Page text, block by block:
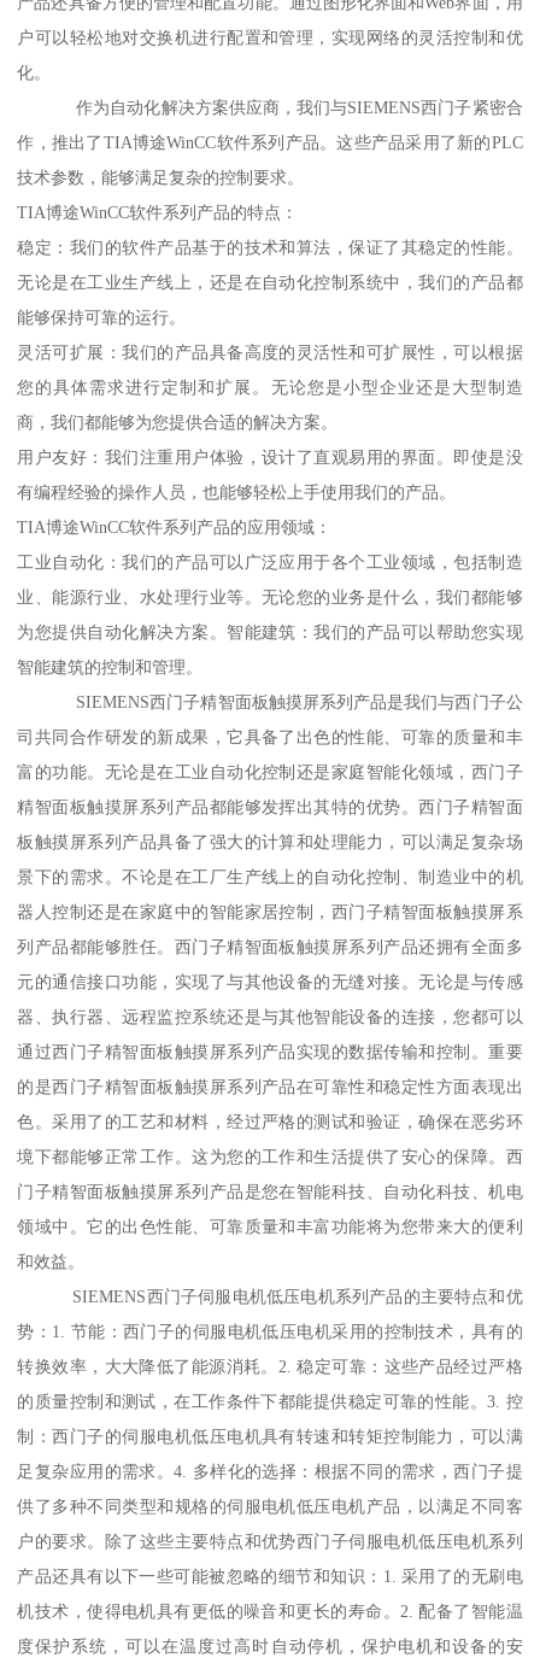
户可以轻松地对交换机进行配置和管理，实现网络的灵活控制和优
化。
作为自动化解决方案供应商，我们与SIEMENS西门子紧密合
作，推出了TIA博途WinCC软件系列产品。这些产品采用了新的PLC
技术参数，能够满足复杂的控制要求。
TIA博途WinCC软件系列产品的特点：
稳定：我们的软件产品基于的技术和算法，保证了其稳定的性能。
无论是在工业生产线上，还是在自动化控制系统中，我们的产品都
能够保持可靠的运行。
灵活可扩展：我们的产品具备高度的灵活性和可扩展性，可以根据
您的具体需求进行定制和扩展。无论您是小型企业还是大型制造
商，我们都能够为您提供合适的解决方案。
用户友好：我们注重用户体验，设计了直观易用的界面。即使是没
有编程经验的操作人员，也能够轻松上手使用我们的产品。
TIA博途WinCC软件系列产品的应用领域：
工业自动化：我们的产品可以广泛应用于各个工业领域，包括制造
业、能源行业、水处理行业等。无论您的业务是什么，我们都能够
为您提供自动化解决方案。智能建筑：我们的产品可以帮助您实现
智能建筑的控制和管理。
SIEMENS西门子精智面板触摸屏系列产品是我们与西门子公
司共同合作研发的新成果，它具备了出色的性能、可靠的质量和丰
富的功能。无论是在工业自动化控制还是家庭智能化领域，西门子
精智面板触摸屏系列产品都能够发挥出其特的优势。西门子精智面
板触摸屏系列产品具备了强大的计算和处理能力，可以满足复杂场
景下的需求。不论是在工厂生产线上的自动化控制、制造业中的机
器人控制还是在家庭中的智能家居控制，西门子精智面板触摸屏系
列产品都能够胜任。西门子精智面板触摸屏系列产品还拥有全面多
元的通信接口功能，实现了与其他设备的无缝对接。无论是与传感
器、执行器、远程监控系统还是与其他智能设备的连接，您都可以
通过西门子精智面板触摸屏系列产品实现的数据传输和控制。重要
的是西门子精智面板触摸屏系列产品在可靠性和稳定性方面表现出
色。采用了的工艺和材料，经过严格的测试和验证，确保在恶劣环
境下都能够正常工作。这为您的工作和生活提供了安心的保障。西
门子精智面板触摸屏系列产品是您在智能科技、自动化科技、机电
领域中。它的出色性能、可靠质量和丰富功能将为您带来大的便利
和效益。
SIEMENS西门子伺服电机低压电机系列产品的主要特点和优
势：1. 节能：西门子的伺服电机低压电机采用的控制技术，具有的
转换效率，大大降低了能源消耗。2. 稳定可靠：这些产品经过严格
的质量控制和测试，在工作条件下都能提供稳定可靠的性能。3. 控
制：西门子的伺服电机低压电机具有转速和转矩控制能力，可以满
足复杂应用的需求。4. 多样化的选择：根据不同的需求，西门子提
供了多种不同类型和规格的伺服电机低压电机产品，以满足不同客
户的要求。除了这些主要特点和优势西门子伺服电机低压电机系列
产品还具有以下一些可能被忽略的细节和知识：1. 采用了的无刷电
机技术，使得电机具有更低的噪音和更长的寿命。2. 配备了智能温
度保护系统，可以在温度过高时自动停机，保护电机和设备的安